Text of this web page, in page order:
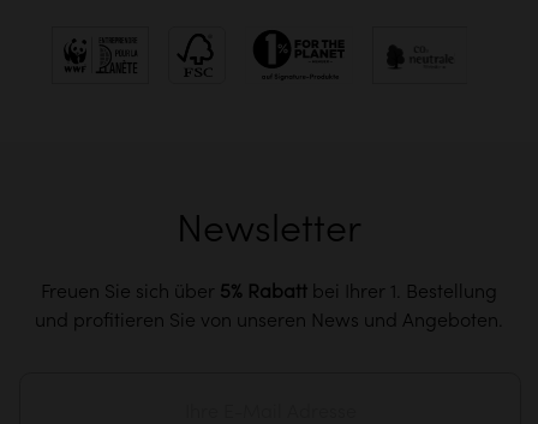
Newsletter
Freuen Sie sich über 5% Rabatt bei Ihrer 1. Bestellung
und profitieren Sie von unseren News und Angeboten.